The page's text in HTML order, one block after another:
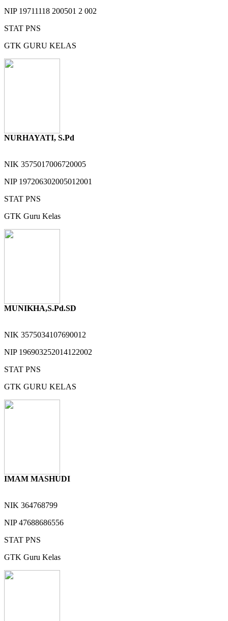
NIP 19711118 200501 2 002
STAT PNS
GTK GURU KELAS
NURHAYATI, S.Pd
NIK 3575017006720005
NIP 197206302005012001
STAT PNS
GTK Guru Kelas
MUNIKHA,S.Pd.SD
NIK 3575034107690012
NIP 196903252014122002
STAT PNS
GTK GURU KELAS
IMAM MASHUDI
NIK 364768799
NIP47688686556
STAT PNS
GTK Guru Kelas